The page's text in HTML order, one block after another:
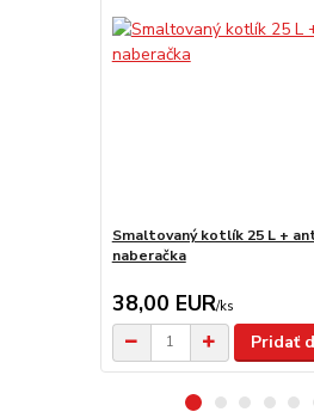
Smaltovaný kotlík 25 L +
naberačka
38,00 EUR/ks
Pridať